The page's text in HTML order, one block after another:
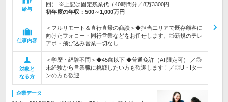
給与
回） ※上記は固定残業代（40時間分／8万3300円…
初年度の年収： 500～1,000万円
仕事内容
＜フルリモート＆直行直帰の商談＞◆担当エリアで既存顧客に
向けたフォロー・同行営業などをお任せします。◎新規のテレ
アポ・飛び込み営業一切なし
対象と
なる方
＜学歴・経験不問＞◆45歳以下 ◆普通免許（AT限定可） ／◎
未経験から営業職に挑戦したい方も歓迎します！／◎U・Iター
ンの方も歓迎
企業データ